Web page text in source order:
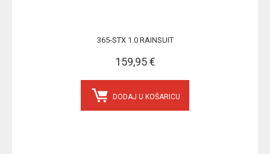
365-STX 1.0 RAINSUIT
159,95 €
DODAJ U KOŠARICU